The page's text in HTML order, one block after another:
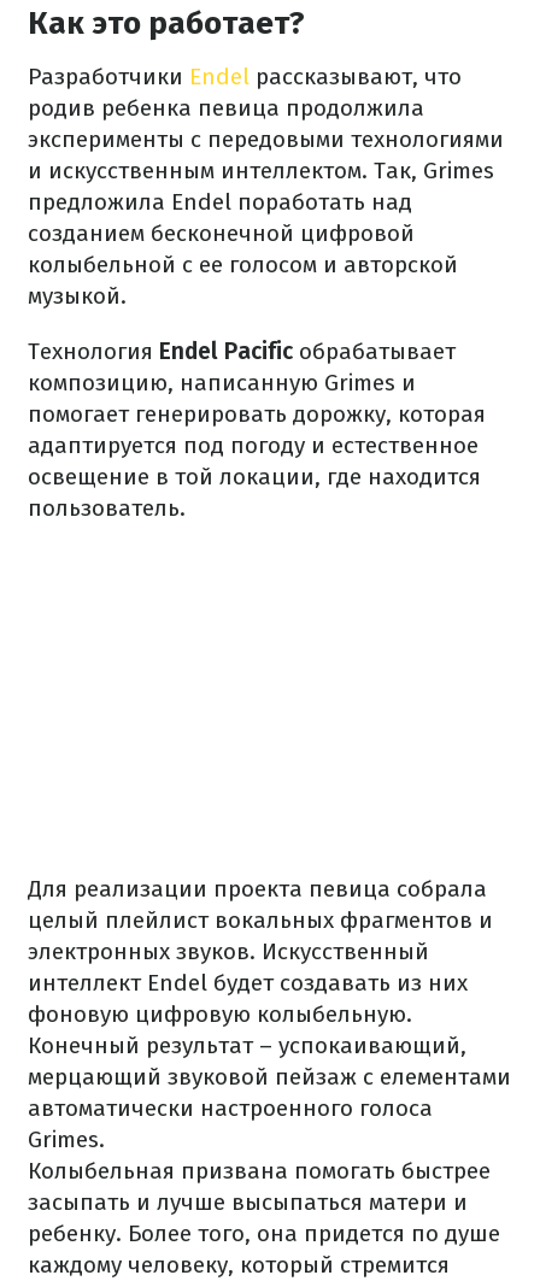
Как это работает?
Разработчики Endel рассказывают, что
родив ребенка певица продолжила
эксперименты с передовыми технологиями
и искусственным интеллектом. Так, Grimes
предложила Endel поработать над
созданием бесконечной цифровой
колыбельной с ее голосом и авторской
музыкой.
Технология Endel Pacific обрабатывает
композицию, написанную Grimes и
помогает генерировать дорожку, которая
адаптируется под погоду и естественное
освещение в той локации, где находится
пользователь.
Для реализации проекта певица собрала
целый плейлист вокальных фрагментов и
электронных звуков. Искусственный
интеллект Endel будет создавать из них
фоновую цифровую колыбельную.
Конечный результат – успокаивающий,
мерцающий звуковой пейзаж с елементами
автоматически настроенного голоса
Grimes.
Колыбельная призвана помогать быстрее
засыпать и лучше высыпаться матери и
ребенку. Более того, она придется по душе
каждому человеку, который стремится